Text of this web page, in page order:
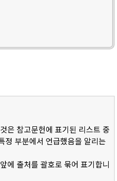
은 참고문헌에 표기된 리스트 중
정 부분에서 언급했음을 알리는
에 출처를 괄호로 묶어 표기합니